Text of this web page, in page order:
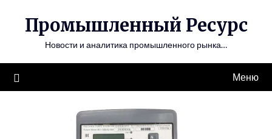
содержимому
Промышленный Ресурс
Новости и аналитика промышленного рынка…
Меню